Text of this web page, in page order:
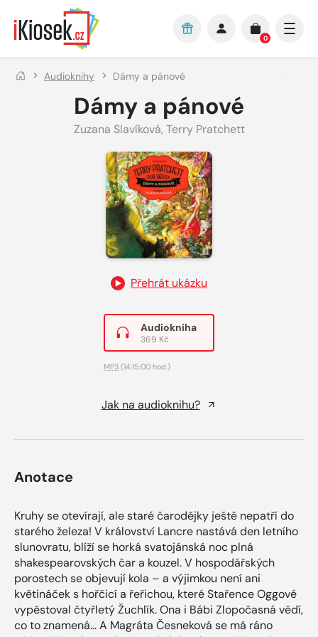
Přejít na hlavní obsah
0
Audioknihy Dámy a pánové
Dámy a pánové
Zuzana Slavíková, Terry Pratchett
Přehrát ukázku
Audiokniha
369 Kč
MP3 (14:15:00 hod.)
Jak na audioknihu?
Anotace
Kruhy se otevírají, ale staré čarodějky ještě nepatří do
starého železa! V království Lancre nastává den letního
slunovratu, blíží se horká svatojánská noc plná
shakespearovských čar a kouzel. V hospodářských
porostech se objevují kola – a výjimkou není ani
květináček s hořčicí a řeřichou, které Stařence Oggové
vypěstoval čtyřletý Žuchlík. Ona i Bábi Zlopočasná vědí,
co to znamená… A Magráta Česneková se má ráno